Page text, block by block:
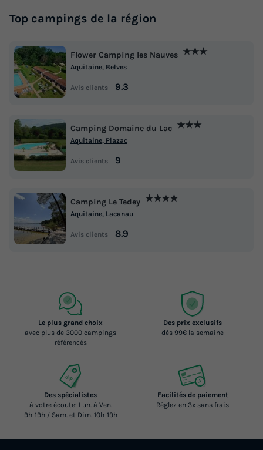
Top campings de la région
Flower Camping les Nauves ★★★
Aquitaine, Belves
Avis clients 9.3
Camping Domaine du Lac ★★★
Aquitaine, Plazac
Avis clients 9
Camping Le Tedey ★★★★
Aquitaine, Lacanau
Avis clients 8.9
Le plus grand choix
avec plus de 3000 campings
référencés
Des prix exclusifs
dès 99€ la semaine
Des spécialistes
à votre écoute: Lun. à Ven.
9h-19h / Sam. et Dim. 10h-19h
Facilités de paiement
Réglez en 3x sans frais